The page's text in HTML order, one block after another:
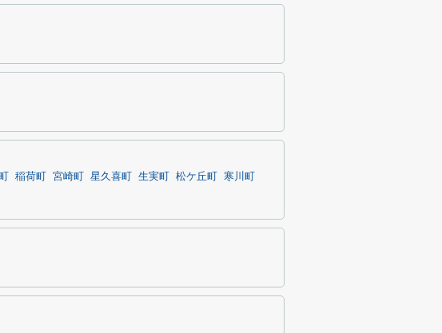
稲荷町 宮崎町 星久喜町 生実町 松ケ丘町
寒川町